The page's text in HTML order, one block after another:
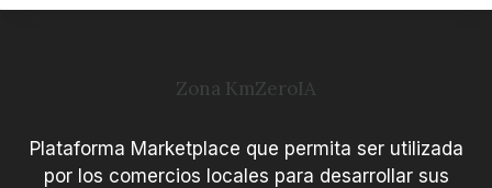
Melilla
Región de Murcia
Zona KmZeroIA
Plataforma Marketplace que permita ser utilizada
por los comercios locales para desarrollar sus